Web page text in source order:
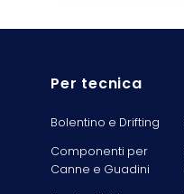
Per tecnica
Bolentino e Drifting
Componenti per
Canne e Guadini